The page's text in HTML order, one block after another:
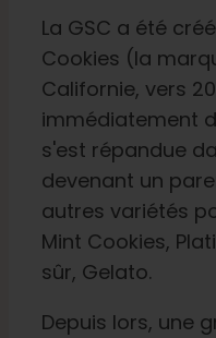
La GSC a été
Cookies (la
Californie, vers
immédiatement
s'est répandue
devenant un
autres variétés
Mint Cookies,
sûr, Gelato.
Depuis lors, une